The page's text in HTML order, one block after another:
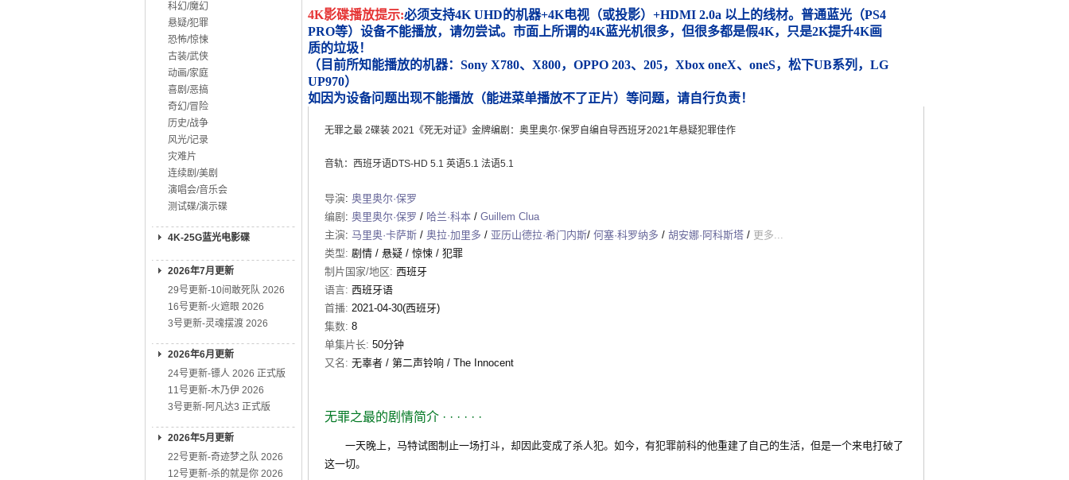
科幻/魔幻
悬疑/犯罪
恐怖/惊悚
古装/武侠
动画/家庭
喜剧/恶搞
奇幻/冒险
历史/战争
风光/记录
灾难片
连续剧/美剧
演唱会/音乐会
测试碟/演示碟
4K-25G蓝光电影碟
2026年7月更新
29号更新-10间敢死队 2026
16号更新-火遮眼 2026
3号更新-灵魂摆渡 2026
2026年6月更新
24号更新-镖人 2026 正式版
11号更新-木乃伊 2026
3号更新-阿凡达3 正式版
2026年5月更新
22号更新-奇迹梦之队 2026
12号更新-杀的就是你 2026
4K影碟播放提示:必须支持4K UHD的机器+4K电视（或投影）+HDMI 2.0a 以上的线材。普通蓝光（PS4
PRO等）设备不能播放，请勿尝试。市面上所谓的4K蓝光机很多，但很多都是假4K，只是2K提升4K画
质的垃圾！
（目前所知能播放的机器：Sony X780、X800，OPPO 203、205，Xbox oneX、oneS，松下UB系列，LG
UP970）
如因为设备问题出现不能播放（能进菜单播放不了正片）等问题，请自行负责！
无罪之最 2碟装 2021《死无对证》金牌编剧：奥里奥尔·保罗自编自导西班牙2021年悬疑犯罪佳作
音轨：西班牙语DTS-HD 5.1 英语5.1 法语5.1
导演: 奥里奥尔·保罗
编剧 : 奥里奥尔·保罗 / 哈兰·科本 / Guillem Clua
主演: 马里奥·卡萨斯 / 奥拉·加里多 / 亚历山德拉·希门内斯/ 何塞·科罗纳多 / 胡安娜·阿科斯塔 / 更多...
类型: 剧情 / 悬疑 / 惊悚 / 犯罪
制片国家/地区: 西班牙
语言: 西班牙语
首播: 2021-04-30(西班牙)
集数: 8
单集片长: 50分钟
又名: 无辜者 / 第二声铃响 / The Innocent
无罪之最的剧情简介 · · · · · ·
一天晚上，马特试图制止一场打斗，却因此变成了杀人犯。如今，有犯罪前科的他重建了自己的生活，但是一个来电打破了
这一切。